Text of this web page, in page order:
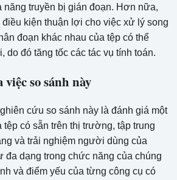
năng truyền bị gián đoạn. Hơn nữa,
kiện thuận lợi cho việc xử lý song
đoạn khác nhau của tệp có thể
đó tăng tốc các tác vụ tính toán.
so sánh này
cứu so sánh này là đánh giá một
tệp có sẵn trên thị trường, tập trung
và trải nghiệm người dùng của
đa dạng trong chức năng của chúng
và điểm yếu của từng công cụ có